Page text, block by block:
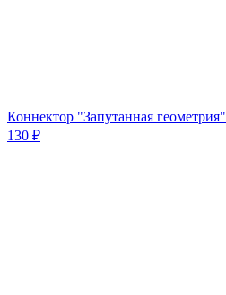
Коннектор "Запутанная геометрия"
130 ₽